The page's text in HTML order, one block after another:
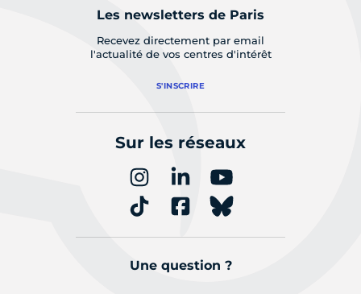
Les newsletters de Paris
Recevez directement par email
l'actualité de vos centres d'intérêt
S'INSCRIRE
Sur les réseaux
Une question ?